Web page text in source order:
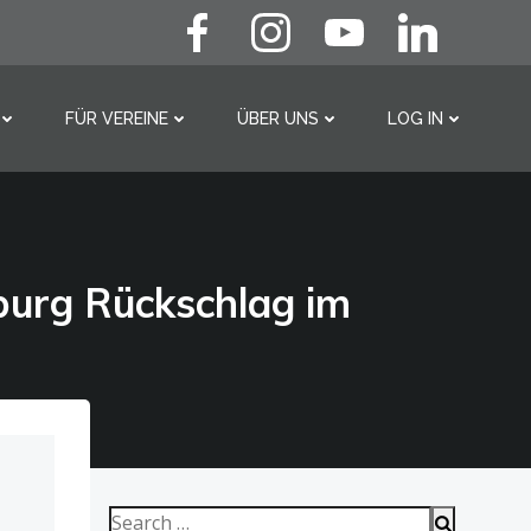
FÜR VEREINE ÜBER UNS LOG IN
Search